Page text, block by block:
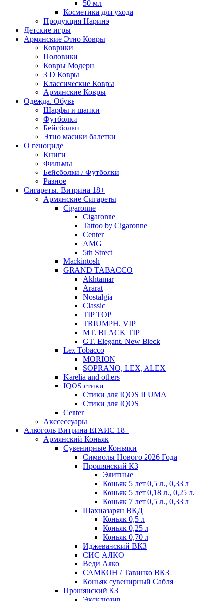
50 мл
Косметика для ухода
Продукция Наринэ
Детские игры
Армянские Этно Ковры
Коврики
Половики
Ковры Модерн
3 D Ковры
Классические Ковры
Армянские Ковры
Одежда. Обувь
Шарфы и шапки
Футболки
Бейсболки
Этно масики балетки
О геноциде
Книги
Фильмы
Бейсболки / Футболки
Разное
Сигареты. Витрина 18+
Армянские Сигареты
Cigaronne
Cigaronne
Tattoo by Cigaronne
Center
AMG
5th Street
Mackintosh
GRAND TABACCO
Akhtamar
Ararat
Nostalgia
Classic
TIP TOP
TRIUMPH. VIP
MT. BLACK TIP
GT. Elegant. New Bleck
Lex Tobacco
MORION
SOPRANO, LEX, ALEX
Karelia and others
IQOS стики
Стики для IQOS ILUMA
Стики для IQOS
Сenter
Акссессуары
Алкоголь Витрина ЕГАИС 18+
Армянский Коньяк
Сувенирные Коньяки
Символы Нового 2026 Года
Прошянский КЗ
Элитные
Коньяк 5 лет 0,5 л., 0,33 л
Коньяк 5 лет 0,18 л., 0,25 л.
Коньяк 7 лет 0,5 л., 0,33 л
Шахназарян ВКД
Коньяк 0,5 л
Коньяк 0,25 л
Коньяк 0,70 л
Иджеванский ВКЗ
СИС АЛКО
Веди Алко
САМКОН / Тавинко ВКЗ
Коньяк сувенирный Сабля
Прошянский КЗ
Эксклюзив